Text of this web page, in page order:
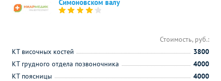
Симоновском валу
Стоимость, руб.:
КТ височных костей
3800
КТ грудного отдела позвоночника
4000
КТ поясницы
4000